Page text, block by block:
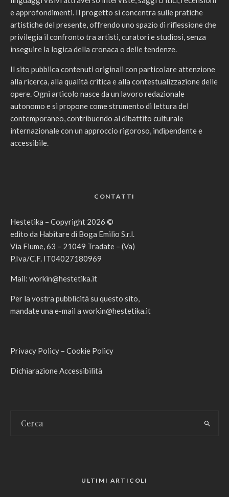
e approfondimenti. Il progetto si concentra sulle pratiche
artistiche del presente, offrendo uno spazio di riflessione che
privilegia il confronto tra artisti, curatori e studiosi, senza
inseguire la logica della cronaca o delle tendenze.
Il sito pubblica contenuti originali con particolare attenzione
alla ricerca, alla qualità critica e alla contestualizzazione delle
opere. Ogni articolo nasce da un lavoro redazionale
autonomo e si propone come strumento di lettura del
contemporaneo, contribuendo al dibattito culturale
internazionale con un approccio rigoroso, indipendente e
accessibile.
CONTATTI
Hestetika – Copyright 2026 ©
edito da Habitare di Boga Emilio S.r.l.
Via Fiume, 63 – 21049 Tradate – (Va)
P.Iva/C.F. IT04027180969
Mail: workin@hestetika.it
Per la vostra pubblicità su questo sito,
mandate una e-mail a workin@hestetika.it
Privacy Policy – Cookie Policy
Dichiarazione Accessibilità
ULTIMI ARTICOLI